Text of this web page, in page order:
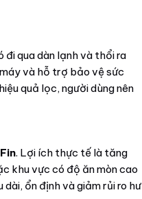
qua dàn lạnh và thổi ra
và hỗ trợ bảo vệ sức
quả lọc, người dùng nên
. Lợi ích thực tế là tăng
khu vực có độ ăn mòn cao
ổn định và giảm rủi ro hư